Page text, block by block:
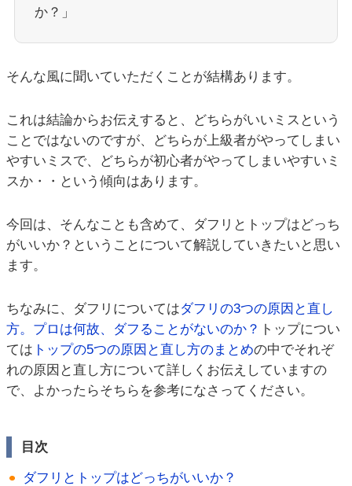
か？」
そんな風に聞いていただくことが結構あります。
これは結論からお伝えすると、どちらがいいミスという
ことではないのですが、どちらが上級者がやってしまい
やすいミスで、どちらが初心者がやってしまいやすいミ
スか・・という傾向はあります。
今回は、そんなことも含めて、ダフリとトップはどっち
がいいか？ということについて解説していきたいと思い
ます。
ちなみに、ダフリについてはダフリの3つの原因と直し
方。プロは何故、ダフることがないのか？ トップについ
ては トップの5つの原因と直し方のまとめの中でそれぞ
れの原因と直し方について詳しくお伝えしていますの
で、よかったらそちらを参考になさってください。
目次
ダフリとトップはどっちがいいか？